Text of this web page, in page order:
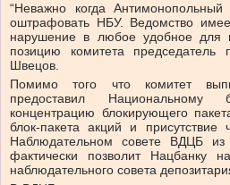
“Неважно когда
оштрафовать НБУ. Ведомство
нарушение в любое удобное для
позицию комитета
Швецов.
Помимо того что комитет
предоставил
концентрацию блокирующего
блок-пакета акций и присутствие
Наблюдательном совете ВДЦБ из
фактически позволит Нацбанку
наблюдательного совета